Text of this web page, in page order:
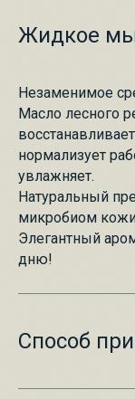
Жидкое
Незаменимое
Масло лесного
нормализует
увлажняет.
Натуральный
микробиом
Элегантный
дню!
Способ